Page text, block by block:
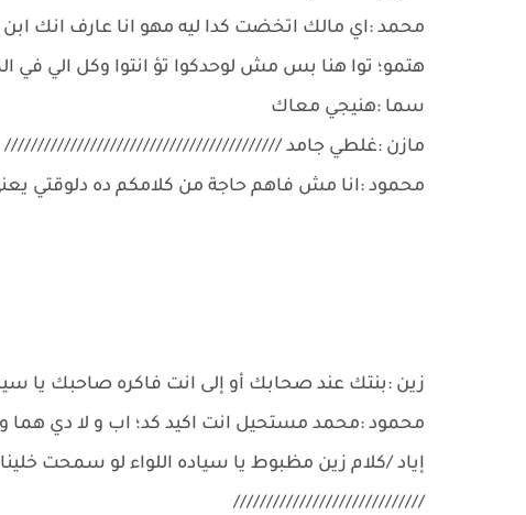
محمد :اي مالك اتخضت كدا ليه مهو انا عارف انك ابن
هتمو؛ توا هنا بس مش لوحدكوا تؤ انتوا وكل الي في
سما :هنيجي معاك
مازن :غلطي جامد //////////////////////////////////////////
محمود :انا مش فاهم حاجة من كلامكم ده دلوقتي
زين :بنتك عند صحابك أو إلى انت فاكره صاحبك يا
محمود :محمد مستحيل انت اكيد كد؛ اب و لا دي هما
إياد /كلام زين مظبوط يا سياده اللواء لو سمحت
/////////////////////////////